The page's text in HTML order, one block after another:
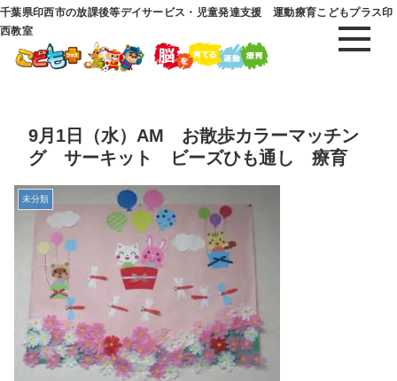
千葉県印西市の放課後等デイサービス・児童発達支援 運動療育こどもプラス印
西教室
9月1日（水）AM お散歩カラーマッチン
グ サーキット ビーズひも通し 療育
未分類